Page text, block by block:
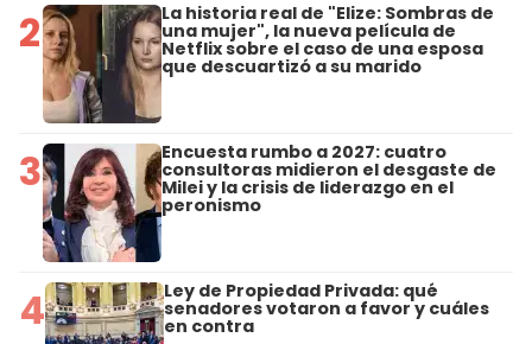
2 La historia real de "Elize: Sombras de
una mujer", la nueva película de
Netflix sobre el caso de una esposa
que descuartizó a su marido
3 Encuesta rumbo a 2027: cuatro
consultoras midieron el desgaste de
Milei y la crisis de liderazgo en el
peronismo
4 Ley de Propiedad Privada: qué
senadores votaron a favor y cuáles
en contra